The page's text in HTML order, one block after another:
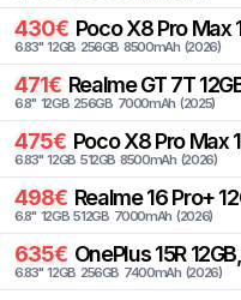
430€ Poco X8 Pro Max
6.83" 12GB 256GB 8500mAh (2026)
471€ Realme GT 7T
6.8" 12GB 256GB 7000mAh (2025)
475€ Poco X8 Pro Max
6.83" 12GB 512GB 8500mAh (2026)
498€ Realme 16 Pro+
6.8" 12GB 512GB 7000mAh (2026)
635€ OnePlus 15R
6.83" 12GB 256GB 7400mAh (2026)